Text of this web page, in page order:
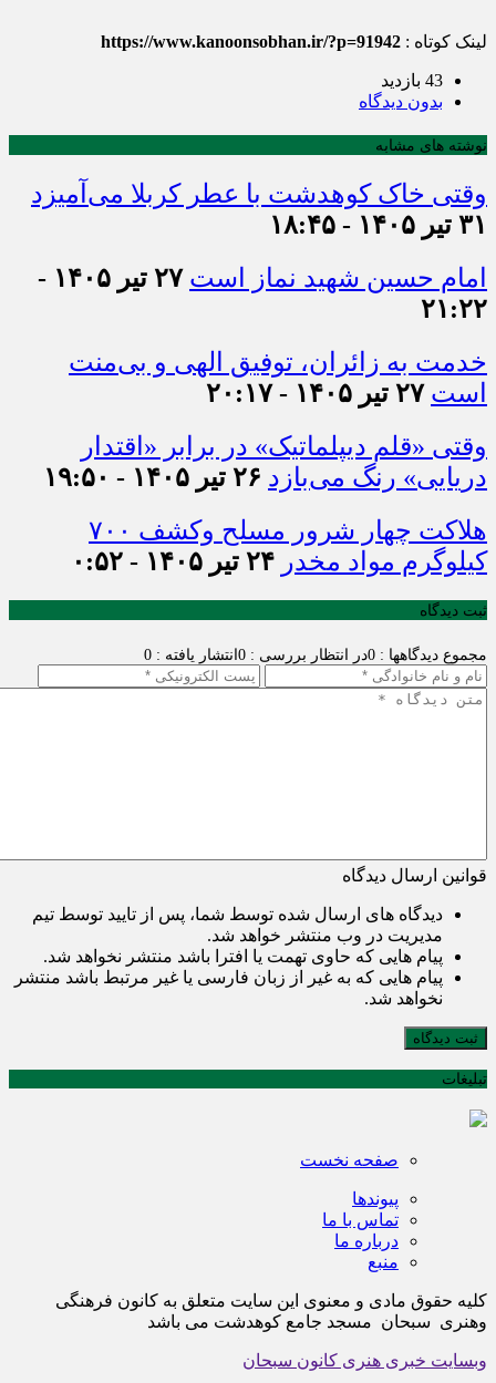
لینک کوتاه : https://www.kanoonsobhan.ir/?p=91942
43 بازدید
بدون دیدگاه
نوشته های مشابه
وقتی خاک کوهدشت با عطر کربلا می‌آمیزد
۳۱ تیر ۱۴۰۵ - ۱۸:۴۵
امام حسین شهید نماز است
۲۷ تیر ۱۴۰۵ -
۲۱:۲۲
خدمت به زائران، توفیق الهی و بی‌منت
است ۲۷ تیر ۱۴۰۵ - ۲۰:۱۷
وقتی «قلم دیپلماتیک» در برابر «اقتدار
دریایی» رنگ می‌بازد ۲۶ تیر ۱۴۰۵ - ۱۹:۵۰
هلاکت چهار شرور مسلح وکشف ۷۰۰
کیلوگرم مواد مخدر ۲۴ تیر ۱۴۰۵ - ۰:۵۲
ثبت دیدگاه
مجموع دیدگاهها : 0 در انتظار بررسی : 0 انتشار یافته : 0
قوانین ارسال دیدگاه
دیدگاه های ارسال شده توسط شما، پس از تایید توسط تیم
مدیریت در وب منتشر خواهد شد.
پیام هایی که حاوی تهمت یا افترا باشد منتشر نخواهد شد.
پیام هایی که به غیر از زبان فارسی یا غیر مرتبط باشد منتشر
نخواهد شد.
ثبت دیدگاه
تبلیغات
صفحه نخست
پیوندها
تماس با ما
درباره ما
منبع
کلیه حقوق مادی و معنوی این سایت متعلق به کانون فرهنگی
وهنری سبحان مسجد جامع کوهدشت می باشد
وبسایت خبری هنری کانون سبحان